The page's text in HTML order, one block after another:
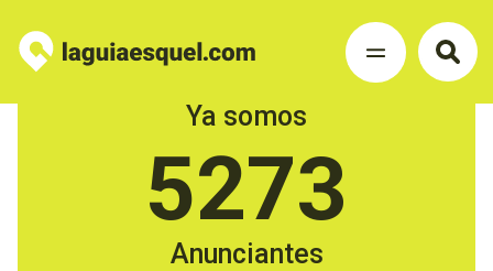
Ya somos
5273
Anunciantes